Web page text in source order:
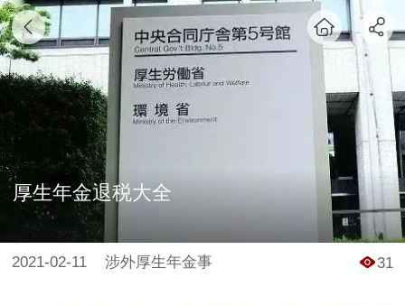
厚生年金退税大全
2021-02-11 涉外厚生年金事 31